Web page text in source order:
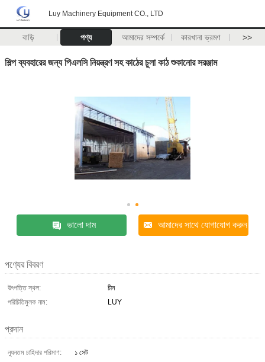
Luy Machinery Equipment CO., LTD
বাড়ি পণ্য আমাদের সম্পর্কে কারখানা ভ্রমণ >>
শিল্প ব্যবহারের জন্য পিএলসি নিয়ন্ত্রণ সহ কাঠের চুলা কাঠ শুকানোর সরঞ্জাম
ভালো দাম আমাদের সাথে যোগাযোগ করুন
পণ্যের বিবরণ
উৎপত্তি স্থল:
চীন
পরিচিতিমুলক নাম:
LUY
প্রদান
ন্যূনতম চাহিদার পরিমাণ:
১ সেট